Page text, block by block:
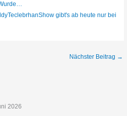
gibt's ab heute nur bei
Nächster Beitrag →
2026